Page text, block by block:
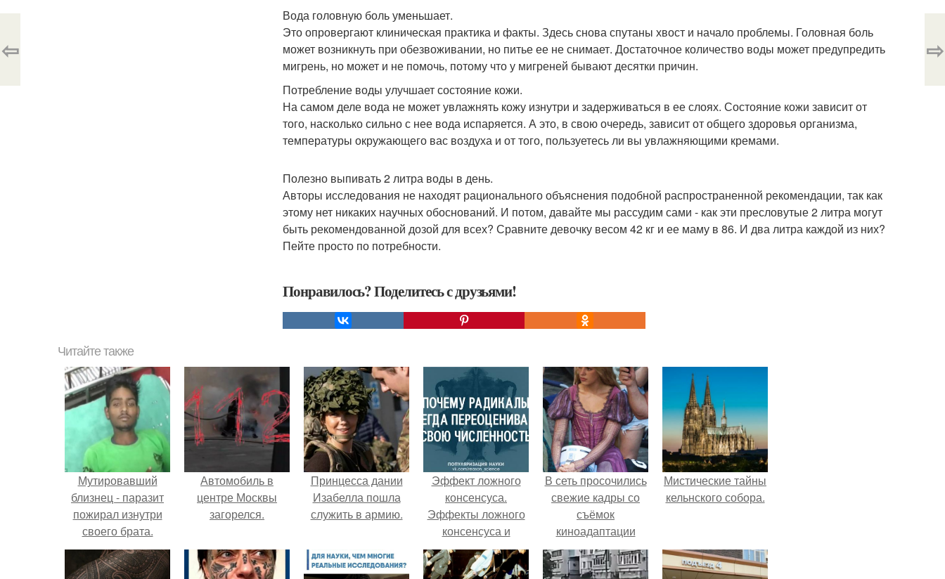
Вода головную боль уменьшает.
Это опровергают клиническая практика и факты. Здесь снова спутаны хвост и начало проблемы. Головная боль
может возникнуть при обезвоживании, но питье ее не снимает. Достаточное количество воды может предупредить
мигрень, но может и не помочь, потому что у мигреней бывают десятки причин.
Потребление воды улучшает состояние кожи.
На самом деле вода не может увлажнять кожу изнутри и задерживаться в ее слоях. Состояние кожи зависит от
того, насколько сильно с нее вода испаряется. А это, в свою очередь, зависит от общего здоровья организма,
температуры окружающего вас воздуха и от того, пользуетесь ли вы увлажняющими кремами.
Полезно выпивать 2 литра воды в день.
Авторы исследования не находят рационального объяснения подобной распространенной рекомендации, так как
этому нет никаких научных обоснований. И потом, давайте мы рассудим сами - как эти пресловутые 2 литра могут
быть рекомендованной дозой для всех? Сравните девочку весом 42 кг и ее маму в 86. И два литра каждой из них?
Пейте просто по потребности.
Понравилось? Поделитесь с друзьями!
⇦ ⇨
Читайте также
Мутировавший
близнец - паразит
пожирал изнутри
своего брата.
Автомобиль в
центре Москвы
загорелся.
Принцесса дании
Изабелла пошла
служить в армию.
Эффект ложного
консенсуса.
Эффекты ложного
консенсуса и
ложной
уникальности.
В сеть просочились
свежие кадры со
съёмок
киноадаптации
"Рапунцель", и всё
внимание
Мистические тайны
кельнского собора.